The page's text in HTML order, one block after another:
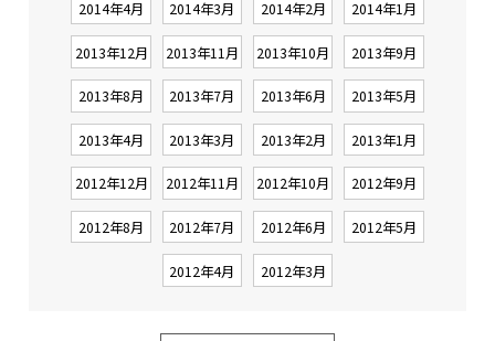
2014年4月 2014年3月 2014年2月 2014年1月
2013年12月 2013年11月 2013年10月 2013年9月
2013年8月 2013年7月 2013年6月 2013年5月
2013年4月 2013年3月 2013年2月 2013年1月
2012年12月 2012年11月 2012年10月 2012年9月
2012年8月 2012年7月 2012年6月 2012年5月
2012年4月 2012年3月